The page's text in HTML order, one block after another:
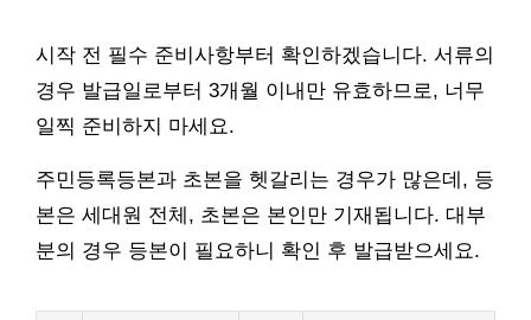
시작 전 필수 준비사항부터 확인하겠습니다. 서류의
경우 발급일로부터 3개월 이내만 유효하므로, 너무
일찍 준비하지 마세요.
주민등록등본과 초본을 헷갈리는 경우가 많은데, 등
본은 세대원 전체, 초본은 본인만 기재됩니다. 대부
분의 경우 등본이 필요하니 확인 후 발급받으세요.